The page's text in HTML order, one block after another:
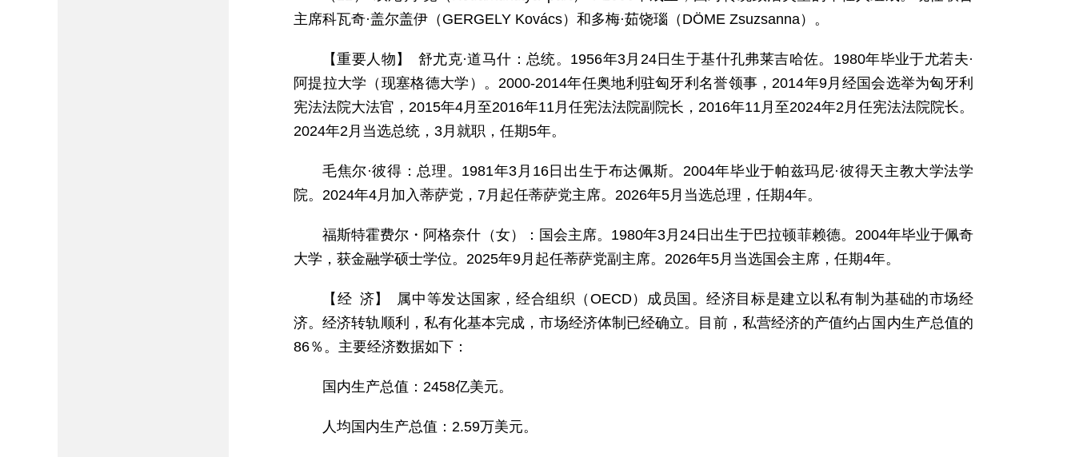
主席科瓦奇·盖尔盖伊（GERGELY Kovács）和多梅·茹饶瑙（DÖME Zsuzsanna）。
【重要人物】 舒尤克·道马什：总统。1956年3月24日生于基什孔弗莱吉哈佐。1980年毕业于尤若夫·
阿提拉大学（现塞格德大学）。2000-2014年任奥地利驻匈牙利名誉领事，2014年9月经国会选举为匈牙利
宪法法院大法官，2015年4月至2016年11月任宪法法院副院长，2016年11月至2024年2月任宪法法院院长。
2024年2月当选总统，3月就职，任期5年。
毛焦尔·彼得：总理。1981年3月16日出生于布达佩斯。2004年毕业于帕兹玛尼·彼得天主教大学法学
院。2024年4月加入蒂萨党，7月起任蒂萨党主席。2026年5月当选总理，任期4年。
福斯特霍费尔・阿格奈什（女）：国会主席。1980年3月24日出生于巴拉顿菲赖德。2004年毕业于佩奇
大学，获金融学硕士学位。2025年9月起任蒂萨党副主席。2026年5月当选国会主席，任期4年。
【经 济】 属中等发达国家，经合组织（OECD）成员国。经济目标是建立以私有制为基础的市场经
济。经济转轨顺利，私有化基本完成，市场经济体制已经确立。目前，私营经济的产值约占国内生产总值的
86％。主要经济数据如下：
国内生产总值：2458亿美元。
人均国内生产总值：2.59万美元。